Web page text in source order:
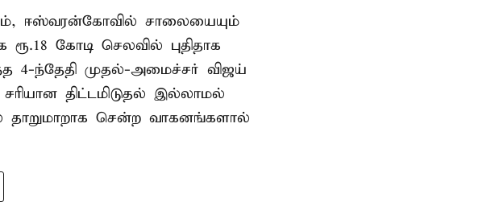
ஈஸ்வரன்கோவில் சாலையையும்
கோடி செலவில் புதிதாக
4-ந்தேதி முதல்-அமைச்சர் விஜய்
திட்டமிடுதல் இல்லாமல்
தாறுமாறாக சென்ற வாகனங்களால்